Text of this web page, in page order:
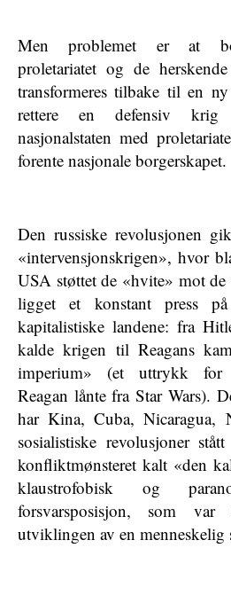
Men problemet er at
proletariatet og de
transformeres tilbake til en
rettere en defensiv
nasjonalstaten med
forente nasjonale borgerskapet.
Den russiske revolusjonen
«intervensjonskrigen», hvor
USA støttet de «hvite» mot
ligget et konstant press
kapitalistiske landene: fra
kalde krigen til Reagans
imperium» (et uttrykk for
Reagan lånte fra Star Wars).
har Kina, Cuba, Nicaragua,
sosialistiske revolusjoner
konfliktmønsteret kalt «den
klaustrofobisk og
forsvarsposisjon, som
utviklingen av en menneskelig